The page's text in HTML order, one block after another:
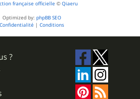
française officielle © Qiaeru
Optimized by: phpBB SEO
Confidentialité | Conditions
?